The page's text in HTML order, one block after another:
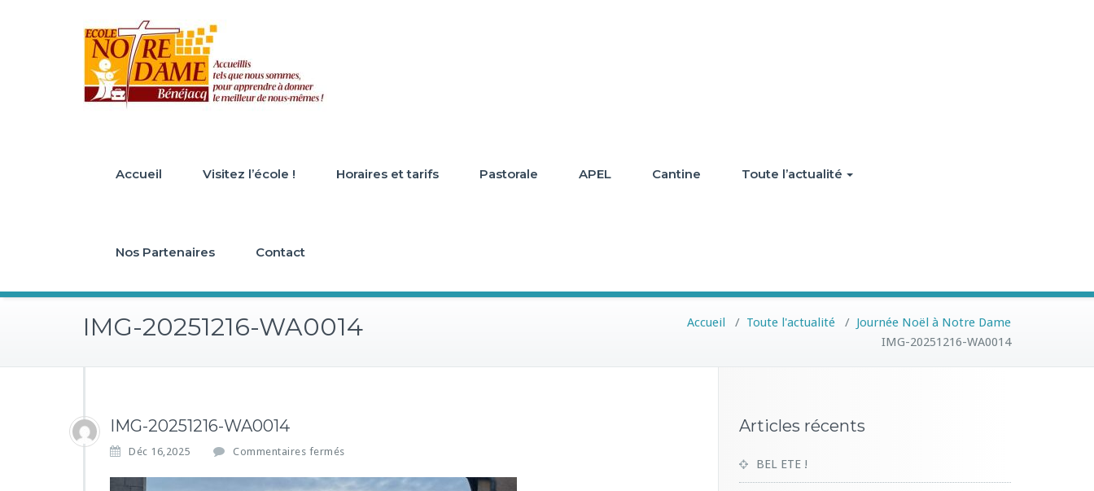
Accueil Visitez l’école ! Horaires et tarifs Pastorale APEL Cantine Toute l’actualité
Nos Partenaires Contact
IMG-20251216-WA0014 Accueil / Toute l'actualité / Journée Noël à Notre Dame
IMG-20251216-WA0014
IMG-20251216-WA0014
Déc 16,2025 Commentaires fermés
r
Articles récents
BEL ETE !